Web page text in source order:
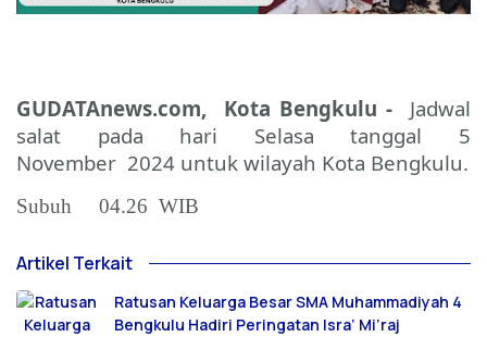
GUDATAnews.com, Kota Bengkulu - Jadwal
salat pada hari Selasa tanggal 5
November 2024 untuk wilayah Kota Bengkulu.
Subuh 04.26 WIB
Artikel Terkait
Ratusan Keluarga Besar SMA Muhammadiyah 4
Bengkulu Hadiri Peringatan Isra’ Mi’raj